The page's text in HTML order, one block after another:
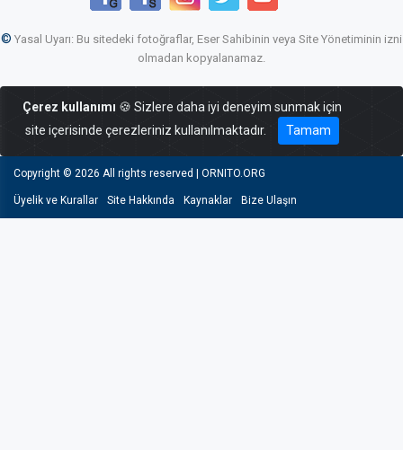
© Yasal Uyarı: Bu sitedeki fotoğraflar, Eser Sahibinin veya Site Yönetiminin izni
olmadan kopyalanamaz.
Çerez kullanımı 🍪 Sizlere daha iyi deneyim sunmak için
site içerisinde çerezleriniz kullanılmaktadır.
Tamam
Copyright © 2026 All rights reserved | ORNITO.ORG
Üyelik ve Kurallar Site Hakkında Kaynaklar Bize Ulaşın